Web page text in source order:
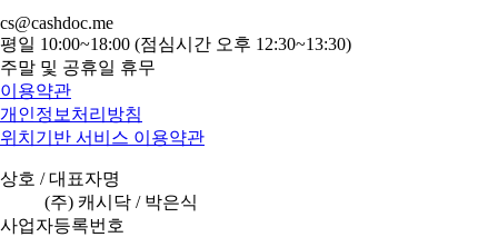
cs@cashdoc.me
평일 10:00~18:00 (점심시간 오후 12:30~13:30)
주말 및 공휴일 휴무
이용약관
개인정보처리방침
위치기반 서비스 이용약관
상호 / 대표자명
(주) 캐시닥 / 박은식
사업자등록번호